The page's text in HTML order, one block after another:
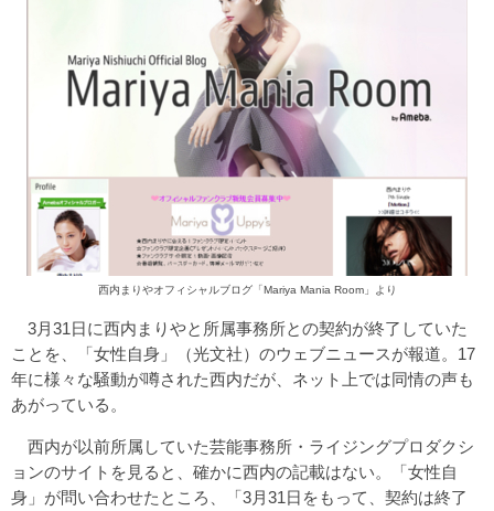
西内まりやオフィシャルブログ「Mariya Mania Room」より
3月31日に西内まりやと所属事務所との契約が終了していた
ことを、「女性自身」（光文社）のウェブニュースが報道。17
年に様々な騒動が噂された西内だが、ネット上では同情の声も
あがっている。
西内が以前所属していた芸能事務所・ライジングプロダクシ
ョンのサイトを見ると、確かに西内の記載はない。「女性自
身」が問い合わせたところ、「3月31日をもって、契約は終了